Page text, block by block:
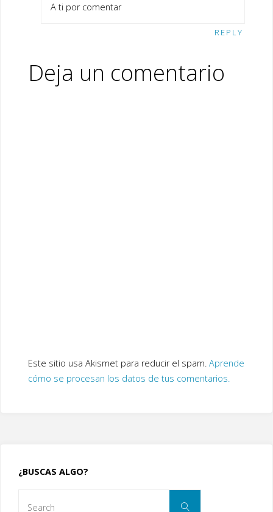
A ti por comentar
REPLY
Deja un comentario
Este sitio usa Akismet para reducir el spam. Aprende
cómo se procesan los datos de tus comentarios.
¿BUSCAS ALGO?
Search